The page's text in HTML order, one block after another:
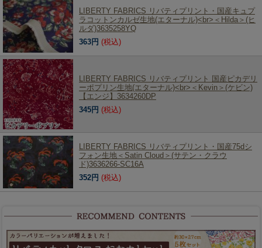
LIBERTY FABRICS リバティプリント・国産キュプ
ラコットンカルゼ生地(エターナル)<br>＜Hilda＞(ヒ
ルダ)3635258YQ
363円 (税込)
LIBERTY FABRICS リバティプリント 国産ピカデリ
ーポプリン生地(エターナル)<br>＜Kevin＞(ケビン)
【エンジ】3634260DP
345円 (税込)
LIBERTY FABRICS リバティプリント・国産75dシ
フォン生地＜Satin Cloud＞(サテン・クラウ
ド)3636266-SC16A
352円 (税込)